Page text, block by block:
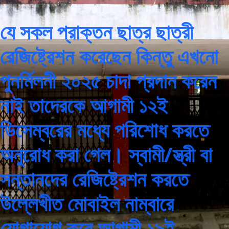
যে সকল প্রাক্তন ছাত্র ছাত্রী
রেজিষ্ট্রেশন করেছেন কিন্তু এখনো
পুনর্মিলনী ২০২৫ চাদা প্রদান করেন
নাই তাদেরকে আগামী ১২ই
ডিসেম্বরের মধ্যে পরিশোধ করতে
অনুরোধ করা গেল। স্বামী/স্ত্রী বা
সন্তানদের রেজিষ্ট্রেশন করতে
উল্লেখীত মোবাইল নাম্বারে